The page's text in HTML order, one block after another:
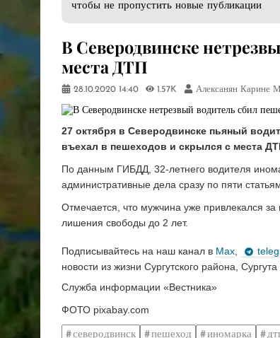
чтобы не пропустить новые публикации
В Северодвинске
места ДТП
28.10.2020 14:40 1.57K Алексанян Карине
27 октября в Северодвинске пьяный
въехал в пешеходов и скрылся с места
По данным ГИБДД, 32-летнего водителя
административные дела сразу по пяти
Отмечается, что мужчина уже привлекался
лишения свободы до 2 лет.
Подписывайтесь на наш канал в Max
новости из жизни Сургутского района,
Служба информации «Вестника»
ФОТО pixabay.com
северодвинск пешеход иномарка